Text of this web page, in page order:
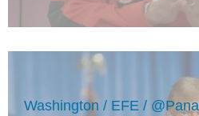
Washington / EFE /